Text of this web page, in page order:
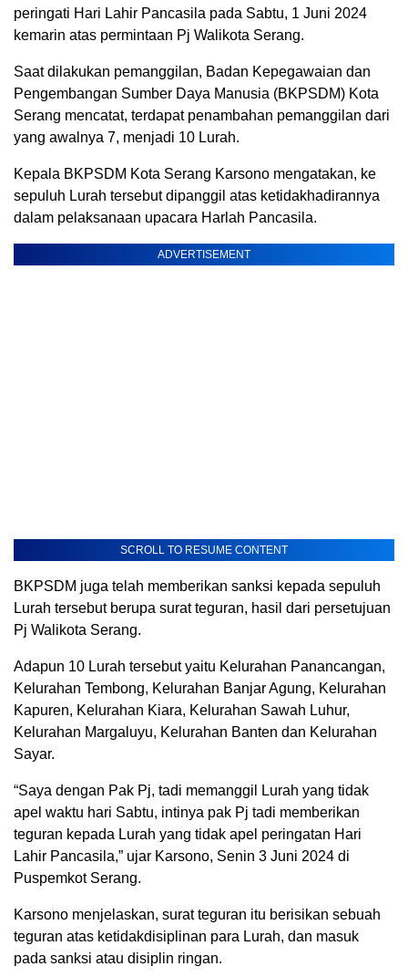
peringati Hari Lahir Pancasila pada Sabtu, 1 Juni 2024
kemarin atas permintaan Pj Walikota Serang.
Saat dilakukan pemanggilan, Badan Kepegawaian dan
Pengembangan Sumber Daya Manusia (BKPSDM) Kota
Serang mencatat, terdapat penambahan pemanggilan dari
yang awalnya 7, menjadi 10 Lurah.
Kepala BKPSDM Kota Serang Karsono mengatakan, ke
sepuluh Lurah tersebut dipanggil atas ketidakhadirannya
dalam pelaksanaan upacara Harlah Pancasila.
ADVERTISEMENT
SCROLL TO RESUME CONTENT
BKPSDM juga telah memberikan sanksi kepada sepuluh
Lurah tersebut berupa surat teguran, hasil dari persetujuan
Pj Walikota Serang.
Adapun 10 Lurah tersebut yaitu Kelurahan Panancangan,
Kelurahan Tembong, Kelurahan Banjar Agung, Kelurahan
Kapuren, Kelurahan Kiara, Kelurahan Sawah Luhur,
Kelurahan Margaluyu, Kelurahan Banten dan Kelurahan
Sayar.
“Saya dengan Pak Pj, tadi memanggil Lurah yang tidak
apel waktu hari Sabtu, intinya pak Pj tadi memberikan
teguran kepada Lurah yang tidak apel peringatan Hari
Lahir Pancasila,” ujar Karsono, Senin 3 Juni 2024 di
Puspemkot Serang.
Karsono menjelaskan, surat teguran itu berisikan sebuah
teguran atas ketidakdisiplinan para Lurah, dan masuk
pada sanksi atau disiplin ringan.